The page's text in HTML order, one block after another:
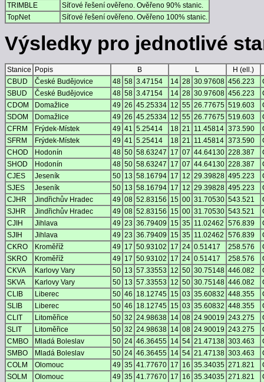
TRIMBLE
Síťové řešení ověřeno. Ověřeno 90% stanic.
TopNet
Síťové řešení ověřeno. Ověřeno 100% stanic.
Výsledky pro jednotlivé
Stanice Popis B L
H (ell.)
CBUD
České Budějovice 48 58 3.47154 14 28 30.97608 456.223
SBUD
České Budějovice 48 58 3.47154 14 28 30.97608 456.223
CDOM
Domažlice 49 26 45.25334 12 55 26.77675 519.603
SDOM
Domažlice 49 26 45.25334 12 55 26.77675 519.603
CFRM
Frýdek-Místek 49 41 5.25414 18 21 11.45814 373.590
SFRM
Frýdek-Místek 49 41 5.25414 18 21 11.45814 373.590
CHOD
Hodonín 48 50 58.63247 17 07 44.64130 228.387
SHOD
Hodonín 48 50 58.63247 17 07 44.64130 228.387
CJES
Jeseník 50 13 58.16794 17 12 29.39828 495.223
SJES
Jeseník 50 13 58.16794 17 12 29.39828 495.223
CJHR
Jindřichův Hradec 49 08 52.83156 15 00 31.70530 543.521
SJHR
Jindřichův Hradec 49 08 52.83156 15 00 31.70530 543.521
CJIH
Jihlava 49 23 36.79409 15 35 11.02462 576.839
SJIH
Jihlava 49 23 36.79409 15 35 11.02462 576.839
CKRO
Kroměříž 49 17 50.93102 17 24 0.51417 258.576
SKRO
Kroměříž 49 17 50.93102 17 24 0.51417 258.576
CKVA
Karlovy Vary 50 13 57.33553 12 50 30.75148 446.082
SKVA
Karlovy Vary 50 13 57.33553 12 50 30.75148 446.082
CLIB
Liberec 50 46 18.12745 15 03 35.60832 448.355
SLIB
Liberec 50 46 18.12745 15 03 35.60832 448.355
CLIT
Litoměřice 50 32 24.98638 14 08 24.90019 243.275
SLIT
Litoměřice 50 32 24.98638 14 08 24.90019 243.275
CMBO
Mladá Boleslav 50 24 46.36455 14 54 21.47138 303.463
SMBO
Mladá Boleslav 50 24 46.36455 14 54 21.47138 303.463
COLM
Olomouc 49 35 41.77670 17 16 35.34035 271.821
SOLM
Olomouc 49 35 41.77670 17 16 35.34035 271.821